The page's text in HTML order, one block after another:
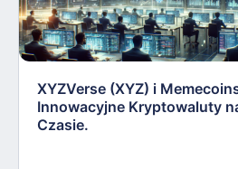
XYZVerse (XYZ) i
Innowacyjne Kryptowaluty
Czasie.